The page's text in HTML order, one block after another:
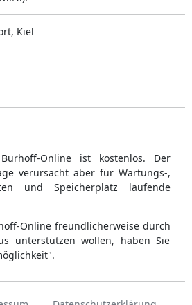
Kiel
Online ist kostenlos. Der
verursacht aber für Wartungs-,
und Speicherplatz laufende
Online freundlicherweise durch
unterstützen wollen, haben Sie